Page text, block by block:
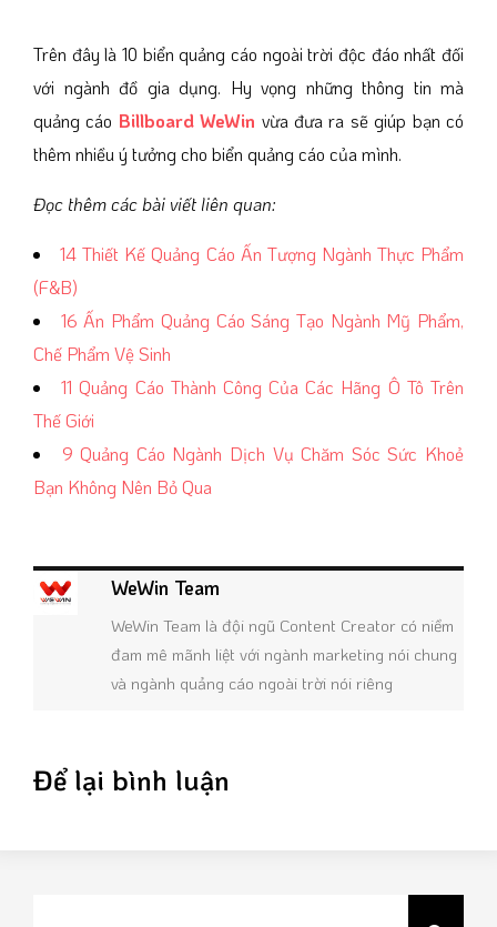
Trên đây là 10 biển quảng cáo ngoài trời độc đáo nhất đối
với ngành đồ gia dụng. Hy vọng những thông tin mà
quảng cáo Billboard WeWin vừa đưa ra sẽ giúp bạn có
thêm nhiều ý tưởng cho biển quảng cáo của mình.
Đọc thêm các bài viết liên quan:
14 Thiết Kế Quảng Cáo Ấn Tượng Ngành Thực Phẩm
(F&B)
16 Ấn Phẩm Quảng Cáo Sáng Tạo Ngành Mỹ Phẩm,
Chế Phẩm Vệ Sinh
11 Quảng Cáo Thành Công Của Các Hãng Ô Tô Trên
Thế Giới
9 Quảng Cáo Ngành Dịch Vụ Chăm Sóc Sức Khoẻ
Bạn Không Nên Bỏ Qua
WeWin Team
WeWin Team là đội ngũ Content Creator có niềm
đam mê mãnh liệt với ngành marketing nói chung
và ngành quảng cáo ngoài trời nói riêng
Để lại bình luận